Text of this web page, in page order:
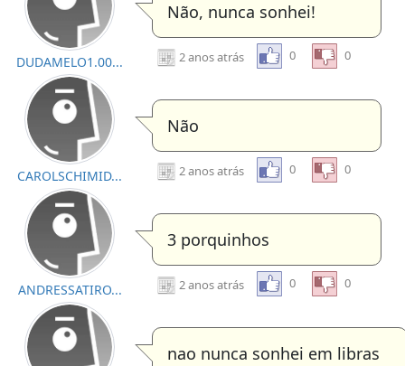
DUDAMELO1.00...
Não, nunca sonhei!
2 anos atrás 0 0
CAROLSCHIMID...
Não
2 anos atrás 0 0
ANDRESSATIRO...
3 porquinhos
2 anos atrás 0 0
nao nunca sonhei em libras